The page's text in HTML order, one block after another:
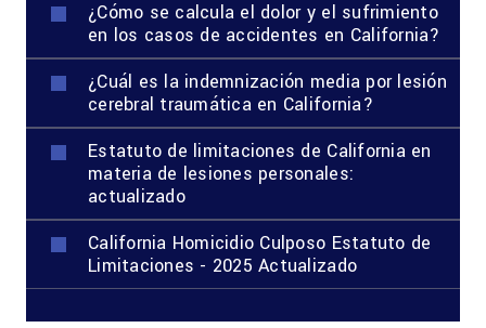
¿Cómo se calcula el dolor y el sufrimiento
en los casos de accidentes en California?
¿Cuál es la indemnización media por lesión
cerebral traumática en California?
Estatuto de limitaciones de California en
materia de lesiones personales:
actualizado
California Homicidio Culposo Estatuto de
Limitaciones - 2025 Actualizado